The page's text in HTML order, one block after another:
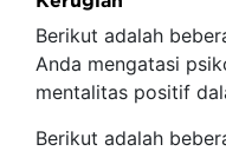
Berikut adalah
Anda mengatasi
mentalitas positif
Berikut adalah